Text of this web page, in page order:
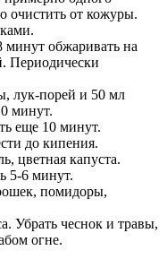
очистить от кожуры.
обжаривать на
Периодически
лук-порей и 50 мл
минут.
еще 10 минут.
до кипения.
цветная капуста.
5-6 минут.
помидоры,
Убрать чеснок и травы,
огне.